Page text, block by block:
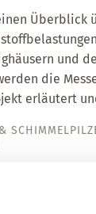
Überblick
und
die
erläutert